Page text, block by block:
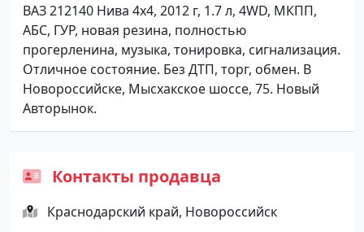
ВАЗ 212140 Нива 4х4, 2012 г, 1.7 л, 4WD, МКПП,
АБС, ГУР, новая резина, полностью
прогерленина, музыка, тонировка, сигнализация.
Отличное состояние. Без ДТП, торг, обмен. В
Новороссийске, Мысхакское шоссе, 75. Новый
Авторынок.
Контакты продавца
Краснодарский край, Новороссийск